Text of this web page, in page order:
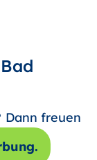
Dann freuen